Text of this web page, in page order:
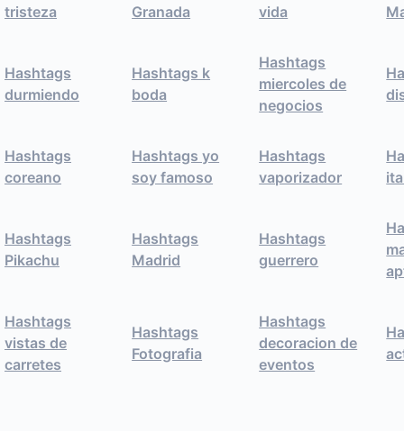
tristeza
Granada
vida
Hashtags
durmiendo
Hashtags k
boda
Hashtags
miercoles de
negocios
Hashtags
coreano
Hashtags yo
soy famoso
Hashtags
vaporizador
Hashtags
Pikachu
Hashtags
Madrid
Hashtags
guerrero
Hashtags
vistas de
carretes
Hashtags
Fotografia
Hashtags
decoracion de
eventos